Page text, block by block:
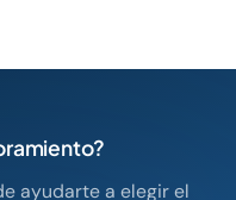
ayudarte a elegir el